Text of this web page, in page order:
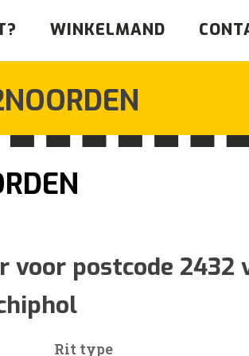
WINKELMAND
voor postcode 2432
Rit type